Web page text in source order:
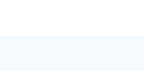
193гр